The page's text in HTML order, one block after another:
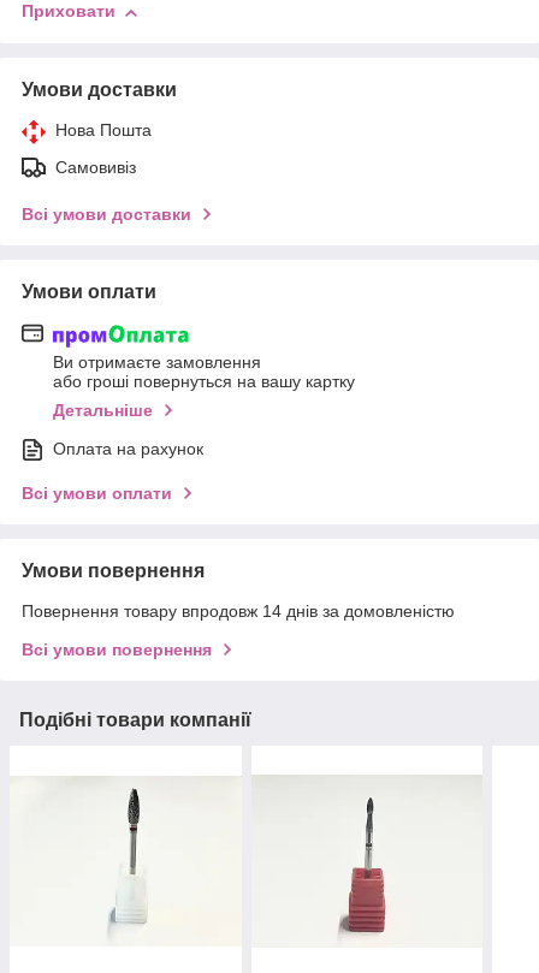
Приховати
Умови доставки
Нова Пошта
Самовивіз
Всі умови доставки
Умови оплати
Ви отримаєте замовлення
або гроші повернуться на вашу картку
Детальніше
Оплата на рахунок
Всі умови оплати
Умови повернення
Повернення товару впродовж 14 днів за домовленістю
Всі умови повернення
Подібні товари компанії